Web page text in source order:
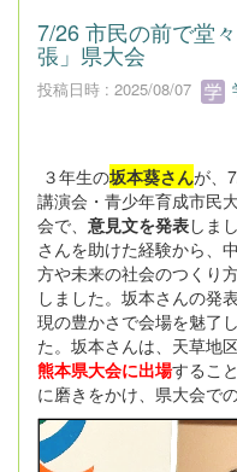
7/26 市民の前で堂
張」県大会
投稿日時 : 2025/08/07
３年生の坂本葵さんが、
講演会・青少年育成市民
会で、 意見文を発表しま
さんを助けた経験から、
方や未来の社会のつくり
しました。坂本さんの発
現の豊かさで会場を魅了
た。坂本さんは、天草地
熊本県大会に出場するこ
に磨きをかけ、県大会で